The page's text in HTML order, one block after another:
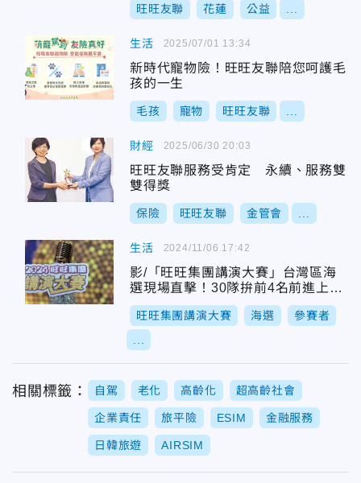
旺旺友聯 花蓮 公益
生活
新時代寵物險！旺旺友聯陪您呵護毛
孩的一生
毛孩 寵物 旺旺友聯
2025/07/01 13:34
財經
旺旺友聯服務受肯定 永續、服務雙
雙得獎
保險 旺旺友聯 金管會
2025/06/30 20:03
生活
影/「旺旺集團講演大賽」台灣區海
選現場直擊！30隊拚前4名前進上海
總決賽
旺旺集團講演大賽 海選 參賽者
2024/11/06 17:42
相關標籤： 自駕 老化 高齡化 超高齡社會
企業責任 旅平險 ESIM 金融服務
日韓旅遊 AIRSIM